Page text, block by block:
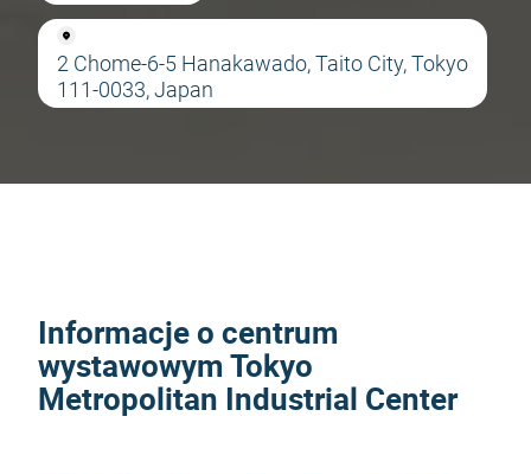
2 Chome-6-5 Hanakawado, Taito City, Tokyo
111-0033, Japan
Informacje o centrum
wystawowym Tokyo
Metropolitan Industrial Center